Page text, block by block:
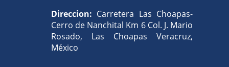
Direccion: Carretera Las Choapas-
Cerro de Nanchital Km 6 Col. J. Mario
Rosado, Las Choapas Veracruz,
México